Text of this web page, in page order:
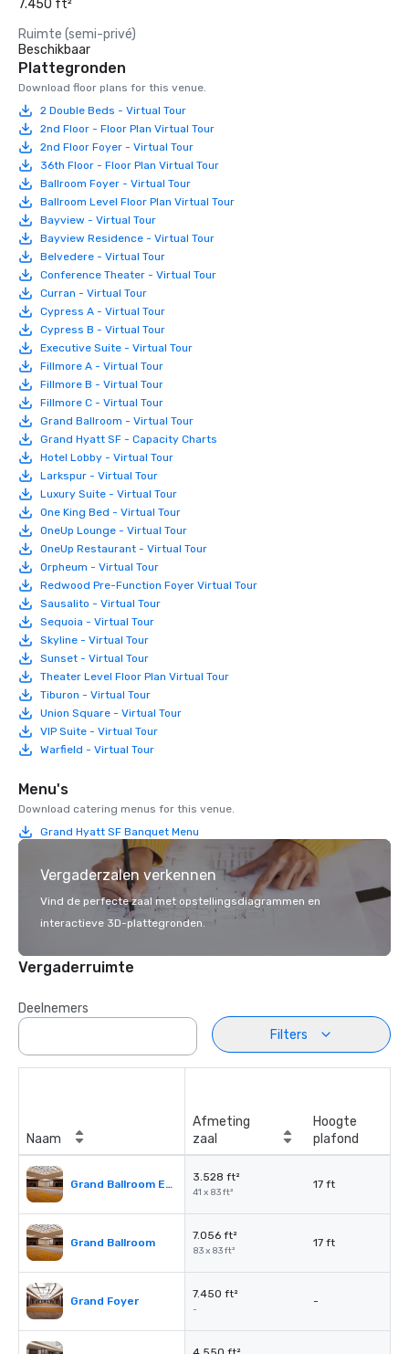
7.450 ft²
Ruimte (semi-privé)
Beschikbaar
Plattegronden
Download floor plans for this venue.
2 Double Beds - Virtual Tour
2nd Floor - Floor Plan Virtual Tour
2nd Floor Foyer - Virtual Tour
36th Floor - Floor Plan Virtual Tour
Ballroom Foyer - Virtual Tour
Ballroom Level Floor Plan Virtual Tour
Bayview - Virtual Tour
Bayview Residence - Virtual Tour
Belvedere - Virtual Tour
Conference Theater - Virtual Tour
Curran - Virtual Tour
Cypress A - Virtual Tour
Cypress B - Virtual Tour
Executive Suite - Virtual Tour
Fillmore A - Virtual Tour
Fillmore B - Virtual Tour
Fillmore C - Virtual Tour
Grand Ballroom - Virtual Tour
Grand Hyatt SF - Capacity Charts
Hotel Lobby - Virtual Tour
Larkspur - Virtual Tour
Luxury Suite - Virtual Tour
One King Bed - Virtual Tour
OneUp Lounge - Virtual Tour
OneUp Restaurant - Virtual Tour
Orpheum - Virtual Tour
Redwood Pre-Function Foyer Virtual Tour
Sausalito - Virtual Tour
Sequoia - Virtual Tour
Skyline - Virtual Tour
Sunset - Virtual Tour
Theater Level Floor Plan Virtual Tour
Tiburon - Virtual Tour
Union Square - Virtual Tour
VIP Suite - Virtual Tour
Warfield - Virtual Tour
Menu's
Download catering menus for this venue.
Grand Hyatt SF Banquet Menu
Vergaderzalen verkennen
Vind de perfecte zaal met opstellingsdiagrammen en
interactieve 3D-plattegronden.
Vergaderruimte
Deelnemers
Filters
Naam
Afmeting
zaal
Hoogte
plafond
Grand Ballroom East or West
3.528 ft²
41 x 83 ft²
17 ft
Grand Ballroom
7.056 ft²
83 x 83 ft²
17 ft
Grand Foyer
7.450 ft²
-
-